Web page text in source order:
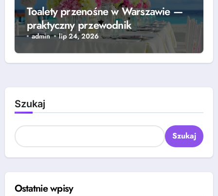
Toalety przenośne w Warszawie —
praktyczny przewodnik
admin lip 24, 2026
Szukaj
Szukaj
Ostatnie wpisy